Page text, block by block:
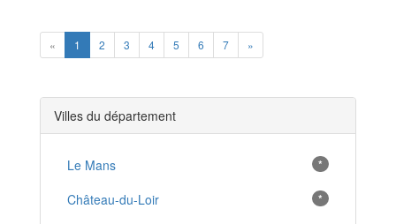
« Previous
1 2 3 4 5 6 7 »
Villes du département
Le Mans *
Château-du-Loir *